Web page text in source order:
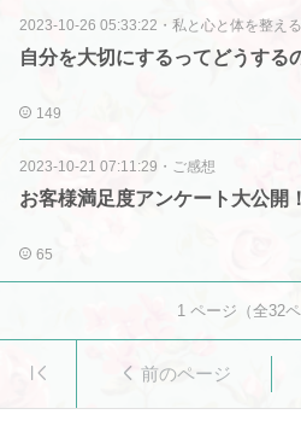
2023-10-26 05:33:22 ・ 私と心と体を整え
自分を大切にするってどうする
149
2023-10-21 07:11:29 ・ ご感想
お客様満足度アンケート大公開！
65
1ページ（全32
前のページ